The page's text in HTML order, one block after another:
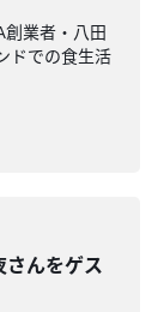
業者・八田
ドでの食生活
んをゲス